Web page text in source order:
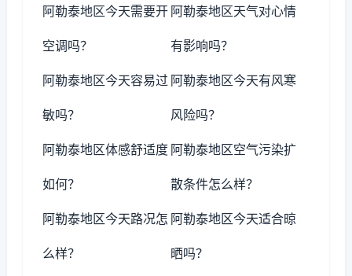
阿勒泰地区今天需要开
空调吗？
阿勒泰地区天气对心情
有影响吗？
阿勒泰地区今天容易过
敏吗？
阿勒泰地区今天有风寒
风险吗？
阿勒泰地区体感舒适度
如何？
阿勒泰地区空气污染扩
散条件怎么样？
阿勒泰地区今天路况怎
么样？
阿勒泰地区今天适合晾
晒吗？